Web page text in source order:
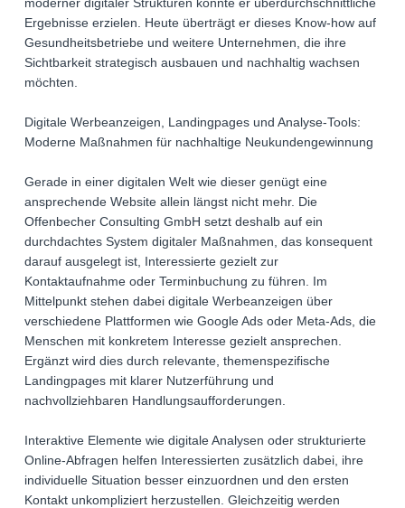
Ergebnisse erzielen. Heute überträgt er dieses Know-how auf
Gesundheitsbetriebe und weitere Unternehmen, die ihre
Sichtbarkeit strategisch ausbauen und nachhaltig wachsen
möchten.
Digitale Werbeanzeigen, Landingpages und Analyse-Tools:
Moderne Maßnahmen für nachhaltige Neukundengewinnung
Gerade in einer digitalen Welt wie dieser genügt eine
ansprechende Website allein längst nicht mehr. Die
Offenbecher Consulting GmbH setzt deshalb auf ein
durchdachtes System digitaler Maßnahmen, das konsequent
darauf ausgelegt ist, Interessierte gezielt zur
Kontaktaufnahme oder Terminbuchung zu führen. Im
Mittelpunkt stehen dabei digitale Werbeanzeigen über
verschiedene Plattformen wie Google Ads oder Meta-Ads, die
Menschen mit konkretem Interesse gezielt ansprechen.
Ergänzt wird dies durch relevante, themenspezifische
Landingpages mit klarer Nutzerführung und
nachvollziehbaren Handlungsaufforderungen.
Interaktive Elemente wie digitale Analysen oder strukturierte
Online-Abfragen helfen Interessierten zusätzlich dabei, ihre
individuelle Situation besser einzuordnen und den ersten
Kontakt unkompliziert herzustellen. Gleichzeitig werden